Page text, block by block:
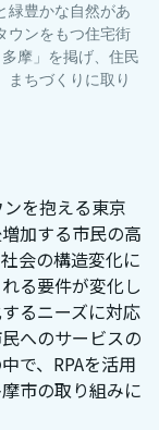
緑豊かな自然があ
ウンをもつ住宅街
摩」を掲げ、住民
まちづくりに取り
を抱える東京
加する市民の高
会の構造変化に
る要件が変化し
るニーズに対応
へのサービスの
で、RPAを活用
市の取り組みに